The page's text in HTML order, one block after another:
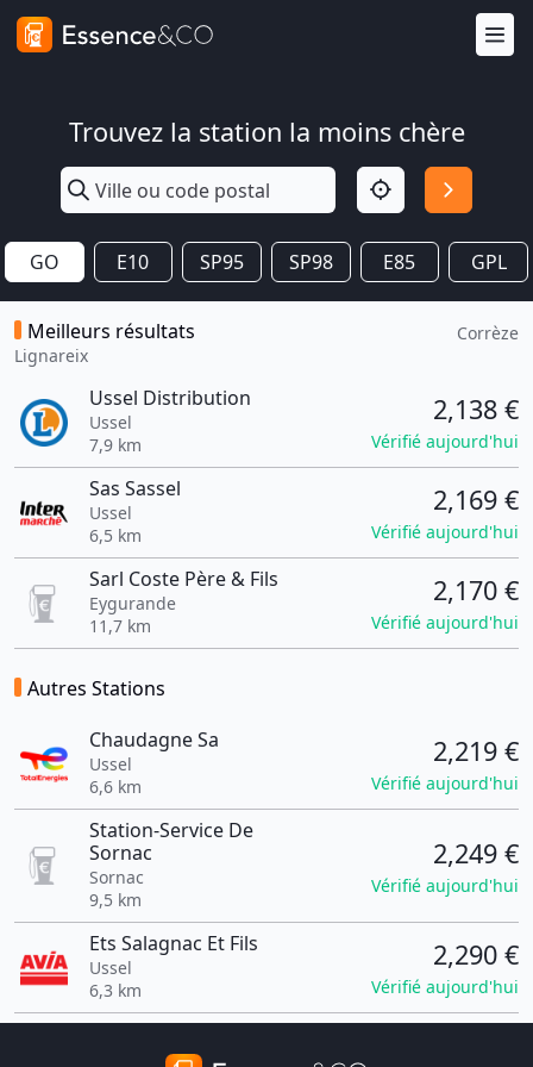
Trouvez la station la moins chère
GO E10 SP95 SP98 E85 GPL
Meilleurs résultats
Lignareix
Corrèze
Ussel Distribution
Ussel
7,9 km
2,138 €
Vérifié aujourd'hui
Sas Sassel
Ussel
6,5 km
2,169 €
Vérifié aujourd'hui
Sarl Coste Père & Fils
Eygurande
11,7 km
2,170 €
Vérifié aujourd'hui
Autres Stations
Chaudagne Sa
Ussel
6,6 km
2,219 €
Vérifié aujourd'hui
Station-Service De
Sornac
Sornac
9,5 km
2,249 €
Vérifié aujourd'hui
Ets Salagnac Et Fils
Ussel
6,3 km
2,290 €
Vérifié aujourd'hui